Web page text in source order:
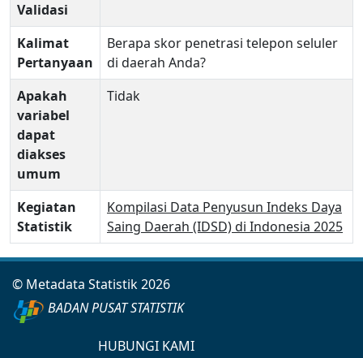
Validasi
Kalimat
Pertanyaan
Berapa skor penetrasi telepon seluler
di daerah Anda?
Apakah
variabel
dapat
diakses
umum
Tidak
Kegiatan
Statistik
Kompilasi Data Penyusun Indeks Daya
Saing Daerah (IDSD) di Indonesia 2025
© Metadata Statistik 2026
BADAN PUSAT STATISTIK
HUBUNGI KAMI